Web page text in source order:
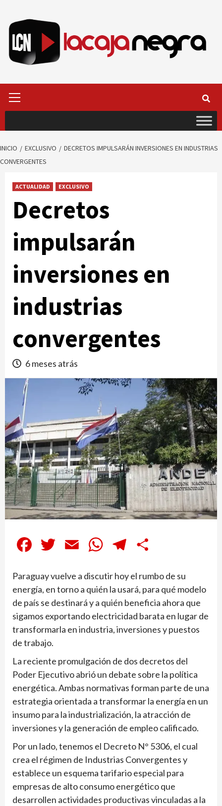
contenido
primario
INICIO EXCLUSIVO
DECRETOS IMPULSARÁN INVERSIONES EN INDUSTRIAS
CONVERGENTES
ACTUALIDAD EXCLUSIVO
Decretos
impulsarán
inversiones en
industrias
convergentes
6 meses atrás
FacebookTwitter Email WhatsAppTelegram
Paraguay vuelve a discutir hoy el rumbo de su
energía, en torno a quién la usará, para qué modelo
de país se destinará y a quién beneficia ahora que
sigamos exportando electricidad barata en lugar de
transformarla en industria, inversiones y puestos
de trabajo.
La reciente promulgación de dos decretos del
Poder Ejecutivo abrió un debate sobre la política
energética. Ambas normativas forman parte de una
estrategia orientada a transformar la energía en un
insumo para la industrialización, la atracción de
inversiones y la generación de empleo calificado.
Por un lado, tenemos el Decreto N° 5306, el cual
crea el régimen de Industrias Convergentes y
establece un esquema tarifario especial para
empresas de alto consumo energético que
desarrollen actividades productivas vinculadas a la